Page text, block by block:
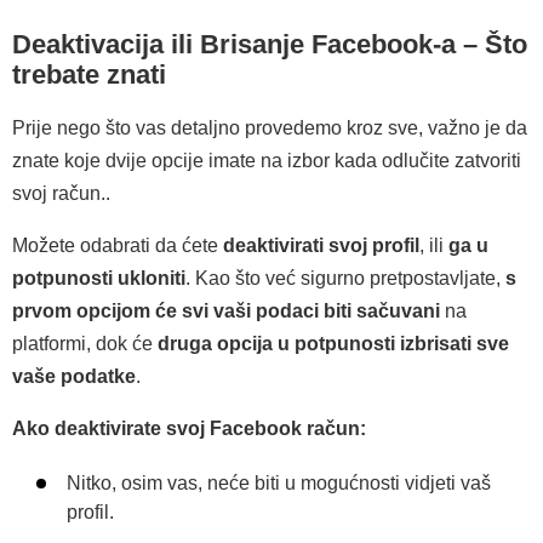
Deaktivacija ili Brisanje Facebook-a – Što
trebate znati
Prije nego što vas detaljno provedemo kroz sve, važno je da
znate koje dvije opcije imate na izbor kada odlučite zatvoriti
svoj račun..
Možete odabrati da ćete deaktivirati svoj profil , ili ga u
potpunosti ukloniti. Kao što već sigurno pretpostavljate, s
prvom opcijom će svi vaši podaci biti sačuvani na
platformi, dok će druga opcija u potpunosti izbrisati sve
vaše podatke.
Ako deaktivirate svoj Facebook račun:
Nitko, osim vas, neće biti u mogućnosti vidjeti vaš
profil.